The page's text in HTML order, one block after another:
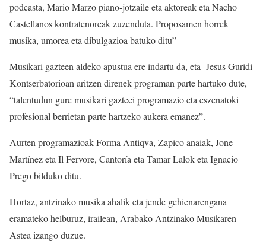
podcasta, Mario Marzo piano-jotzaile eta aktoreak eta Nacho
Castellanos kontratenoreak zuzenduta. Proposamen horrek
musika, umorea eta dibulgazioa batuko ditu”
Musikari gazteen aldeko apustua ere indartu da, eta Jesus Guridi
Kontserbatorioan aritzen direnek programan parte hartuko dute,
“talentudun gure musikari gazteei programazio eta eszenatoki
profesional berrietan parte hartzeko aukera emanez”.
Aurten programazioak Forma Antiqva, Zapico anaiak, Jone
Martínez eta Il Fervore, Cantoría eta Tamar Lalok eta Ignacio
Prego bilduko ditu.
Hortaz, antzinako musika ahalik eta jende gehienarengana
eramateko helburuz, irailean, Arabako Antzinako Musikaren
Astea izango duzue.